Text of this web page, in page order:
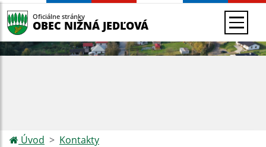
Oficiálne stránky
OBEC NIŽNÁ JEDĽOVÁ
Úvod Kontakty